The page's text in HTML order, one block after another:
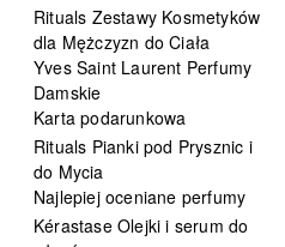
Rituals Zestawy Kosmetyków
dla Mężczyzn do Ciała
Yves Saint Laurent Perfumy
Damskie
Karta podarunkowa
Rituals Pianki pod Prysznic i
do Mycia
Najlepiej oceniane perfumy
Kérastase Olejki i serum do